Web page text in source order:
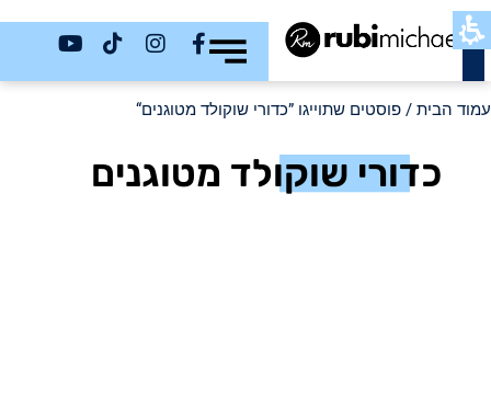
כשר
עמוד הבית / פוסטים שתוייגו ”כדורי שוקולד מטוגנים“
כדורי שוקולד מטוגנים